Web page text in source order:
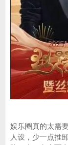
娱乐圈真的太需
人设，少一点推